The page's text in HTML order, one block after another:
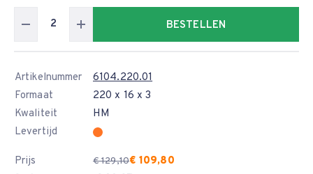
BESTELLEN
Artikelnummer
6104.220.01
Formaat
220 x 16 x 3
Kwaliteit
HM
Levertijd
Prijs € 129,10€ 109,80